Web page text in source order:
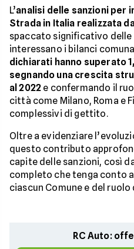
L’analisi delle sanzioni per
Strada in Italia realizzata
spaccato significativo delle
interessano i bilanci
dichiarati hanno superato
segnando una crescita
al 2022 e confermando il
città come Milano, Roma e
complessivi di gettito.
Oltre a evidenziare
questo contributo
capite delle sanzioni, così
completo che tenga conto
ciascun Comune e del
RC Auto: